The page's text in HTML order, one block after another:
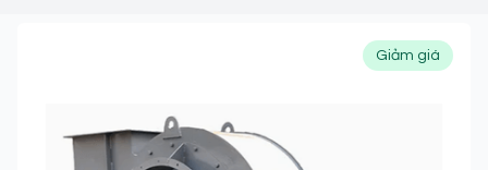
Giảm giá